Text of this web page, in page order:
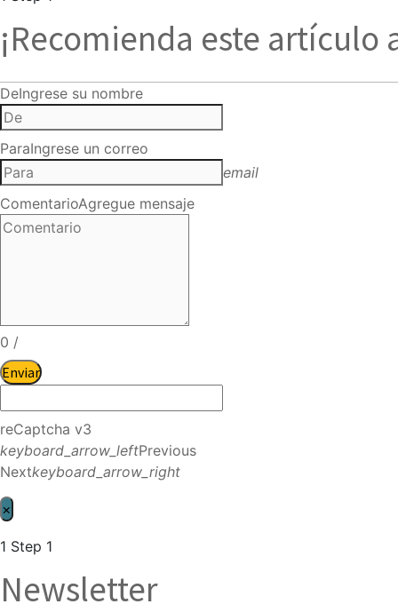
¡Recomienda este artículo
DeIngrese su nombre
ParaIngrese un correo
email
ComentarioAgregue mensaje
0 /
Enviar
reCaptcha v3
keyboard_arrow_leftPrevious
Nextkeyboard_arrow_right
×
1 Step 1
Newsletter